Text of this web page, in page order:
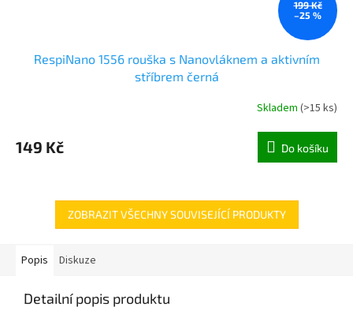
199 Kč
–25 %
RespiNano 1556 rouška s Nanovláknem a aktivním
stříbrem černá
Skladem (>15 ks)
149 Kč Do košíku
ZOBRAZIT VŠECHNY SOUVISEJÍCÍ PRODUKTY
Popis Diskuze
Detailní popis produktu